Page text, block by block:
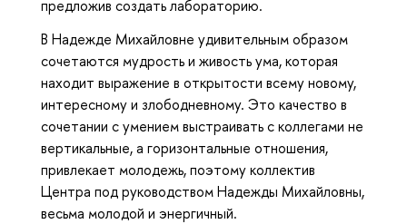
предложив создать лабораторию.
В Надежде Михайловне удивительным образом
сочетаются мудрость и живость ума, которая
находит выражение в открытости всему новому,
интересному и злободневному. Это качество в
сочетании с умением выстраивать с коллегами не
вертикальные, а горизонтальные отношения,
привлекает молодежь, поэтому коллектив
Центра под руководством Надежды Михайловны,
весьма молодой и энергичный.